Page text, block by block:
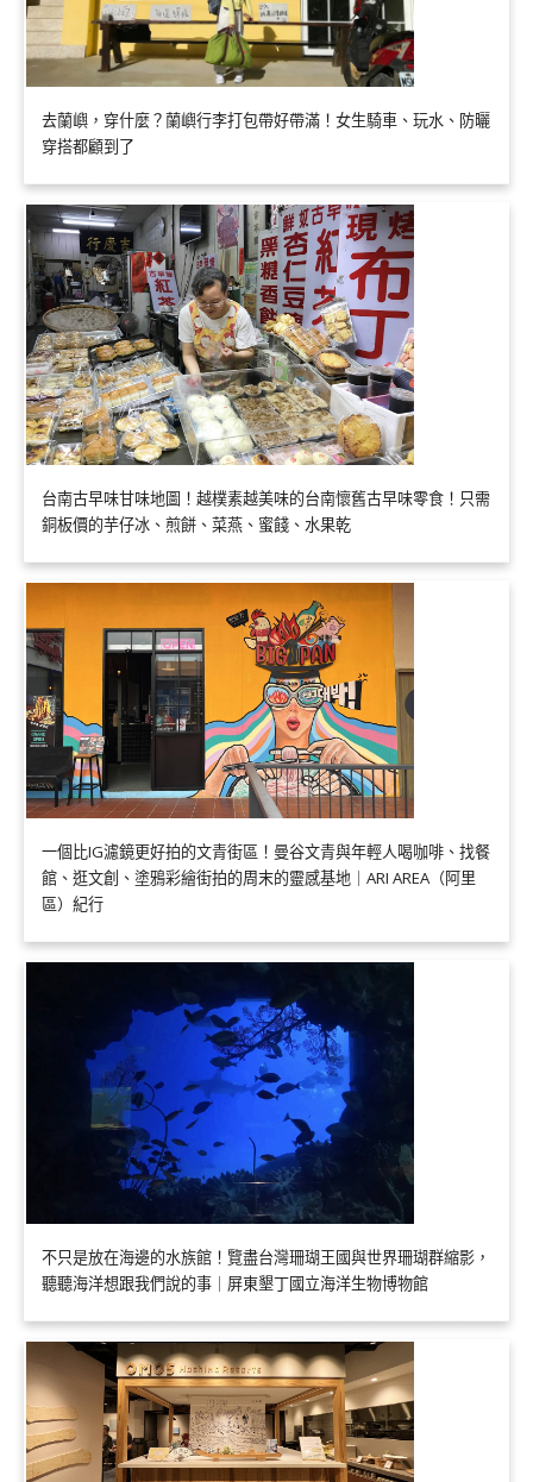
去蘭嶼，穿什麼？蘭嶼行李打包帶好帶滿！女生騎車、玩水、防曬
穿搭都顧到了
台南古早味甘味地圖！越樸素越美味的台南懷舊古早味零食！只需
銅板價的芋仔冰、煎餅、菜燕、蜜餞、水果乾
一個比IG濾鏡更好拍的文青街區！曼谷文青與年輕人喝咖啡、找餐
館、逛文創、塗鴉彩繪街拍的周末的靈感基地｜ARI AREA（阿里
區）紀行
不只是放在海邊的水族館！覽盡台灣珊瑚王國與世界珊瑚群縮影，
聽聽海洋想跟我們說的事｜屏東墾丁國立海洋生物博物館